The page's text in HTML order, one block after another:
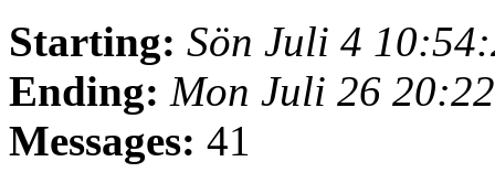
Starting: Sön Juli 4
Ending: Mon Juli 26
Messages: 41